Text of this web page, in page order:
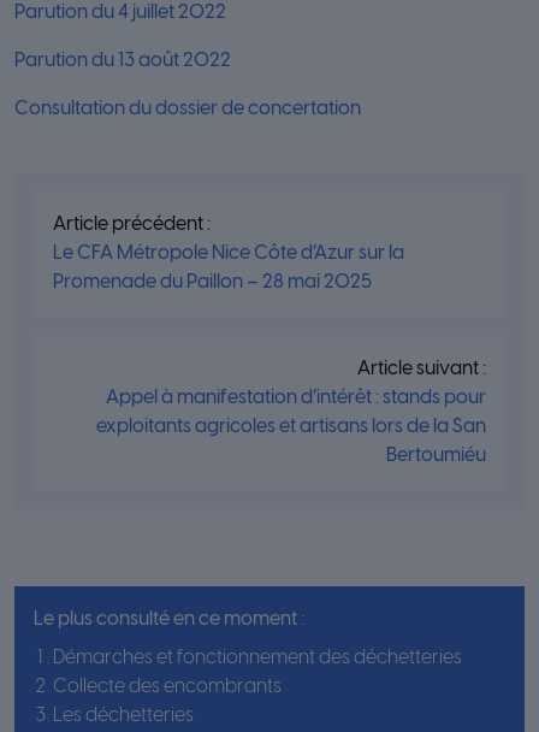
Parution du 4 juillet 2022
Parution du 13 août 2022
Consultation du dossier de concertation
Article précédent :
Le CFA Métropole Nice Côte d’Azur sur la
Promenade du Paillon – 28 mai 2025
Article suivant :
Appel à manifestation d’intérêt : stands pour
exploitants agricoles et artisans lors de la San
Bertoumiéu
Le plus consulté en ce moment :
Démarches et fonctionnement des déchetteries
Collecte des encombrants
Les déchetteries